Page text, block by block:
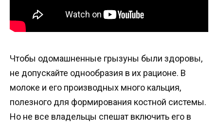
Чтобы одомашненные грызуны были здоровы,
не допускайте однообразия в их рационе. В
молоке и его производных много кальция,
полезного для формирования костной системы.
Но не все владельцы спешат включить его в